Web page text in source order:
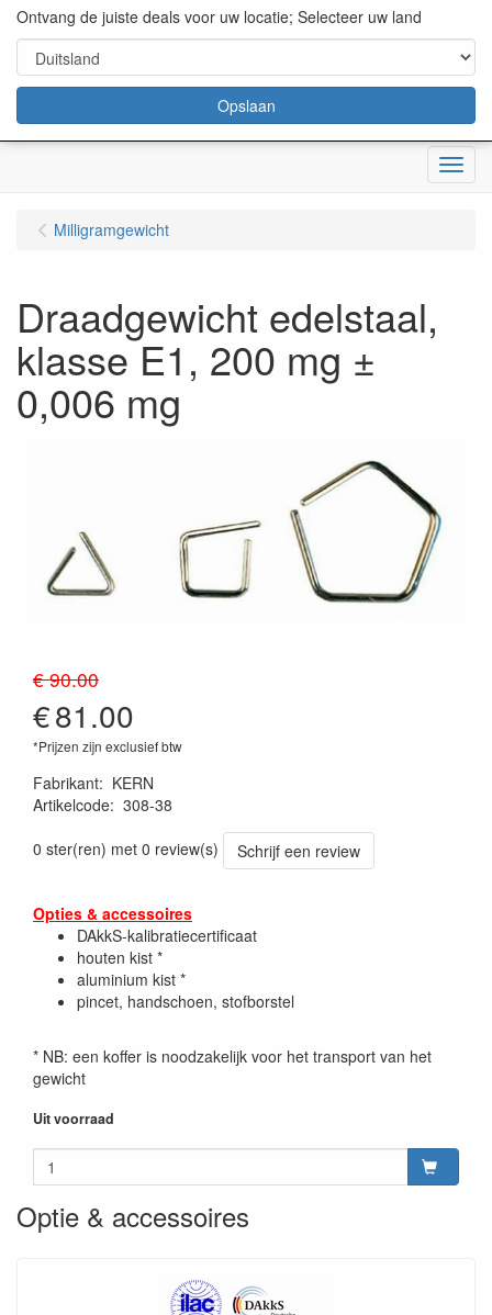
content="18/11/2025″/>
Menu
Milligramgewicht
Draadgewicht edelstaal,
klasse E1, 200 mg ±
0,006 mg
€ 90.00
€81.00
*Prijzen zijn exclusief btw
Fabrikant: KERN
Artikelcode: 308-38
0 ster(ren) met 0 review(s)
Schrijf een review
Opties & accessoires
DAkkS-kalibratiecertificaat
houten kist *
aluminium kist *
pincet, handschoen, stofborstel
* NB: een koffer is noodzakelijk voor het transport van het
gewicht
Uit voorraad
Optie & accessoires
Ontvang de juiste deals voor uw locatie; Selecteer uw land
Opslaan